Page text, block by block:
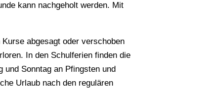
kann nachgeholt werden. Mit
abgesagt oder verschoben
In den Schulferien finden die
Sonntag an Pfingsten und
Urlaub nach den regulären